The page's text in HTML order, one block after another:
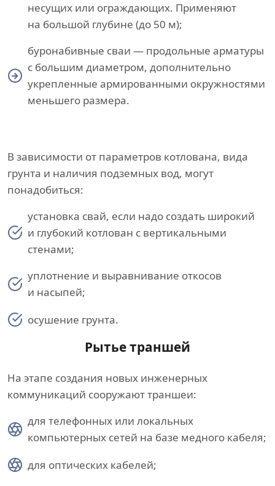
несущих или ограждающих. Применяют
на большой глубине (до 50 м);
буронабивные сваи — продольные арматуры
с большим диаметром, дополнительно
укрепленные армированными окружностями
меньшего размера.
В зависимости от параметров котлована, вида
грунта и наличия подземных вод, могут
понадобиться:
установка свай, если надо создать широкий
и глубокий котлован с вертикальными
стенами;
уплотнение и выравнивание откосов
и насыпей;
осушение грунта.
Рытье траншей
На этапе создания новых инженерных
коммуникаций сооружают траншеи:
для телефонных или локальных
компьютерных сетей на базе медного кабеля;
для оптических кабелей;